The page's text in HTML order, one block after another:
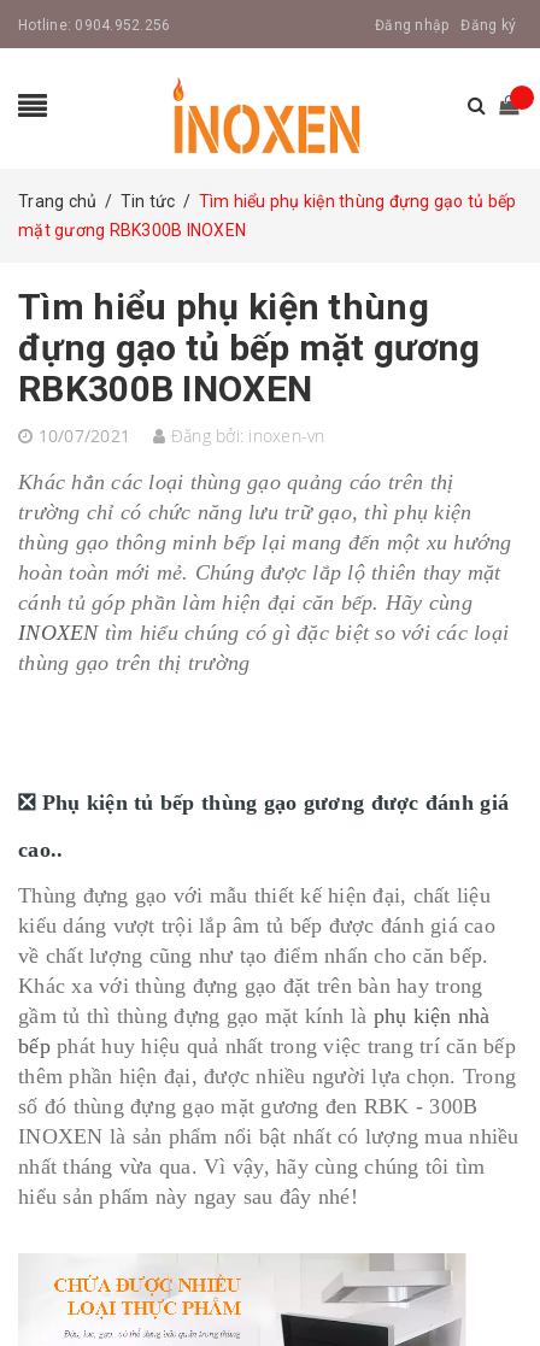
Hotline: 0904.952.256 Đăng nhập Đăng ký
Trang chủ / Tin tức / Tìm hiểu phụ kiện thùng đựng gạo tủ bếp
mặt gương RBK300B INOXEN
Tìm hiểu phụ kiện thùng
đựng gạo tủ bếp mặt gương
RBK300B INOXEN
10/07/2021 Đăng bởi: inoxen-vn
Khác hẳn các loại thùng gạo quảng cáo trên thị
trường chỉ có chức năng lưu trữ gạo, thì phụ kiện
thùng gạo thông minh bếp lại mang đến một xu hướng
hoàn toàn mới mẻ. Chúng được lắp lộ thiên thay mặt
cánh tủ góp phần làm hiện đại căn bếp. Hãy cùng
INOXENtìm hiểu chúng có gì đặc biệt so với các loại
thùng gạo trên thị trường
❎ Phụ kiện tủ bếp thùng gạo gương được đánh giá
cao..
Thùng đựng gạo với mẫu thiết kế hiện đại, chất liệu
kiểu dáng vượt trội lắp âm tủ bếp được đánh giá cao
về chất lượng cũng như tạo điểm nhấn cho căn bếp.
Khác xa với thùng đựng gạo đặt trên bàn hay trong
gầm tủ thì thùng đựng gạo mặt kính là phụ kiện nhà
bếpphát huy hiệu quả nhất trong việc trang trí căn bếp
thêm phần hiện đại, được nhiều người lựa chọn. Trong
số đó thùng đựng gạo mặt gương đen RBK - 300B
INOXEN là sản phẩm nổi bật nhất có lượng mua nhiều
nhất tháng vừa qua. Vì vậy, hãy cùng chúng tôi tìm
hiểu sản phẩm này ngay sau đây nhé!